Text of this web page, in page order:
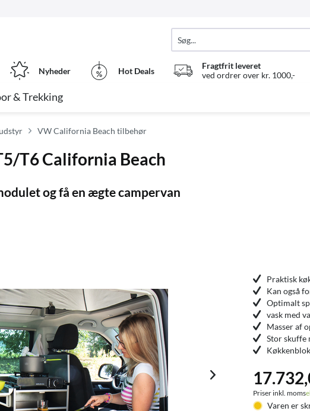
Nyheder Hot Deals
Fragtfrit leveret
ved ordrer over kr. 1000,-
& Trekking
VW California Beach tilbehør
T6 California Beach
og få en ægte campervan
Praktisk
Kan også
Optimalt
vask med
Masser af
Stor skuffe
Priser inkl. moms
Varen er